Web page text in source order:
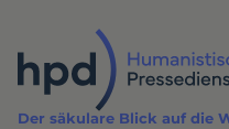
Inhalt
Der säkulare Blick auf die